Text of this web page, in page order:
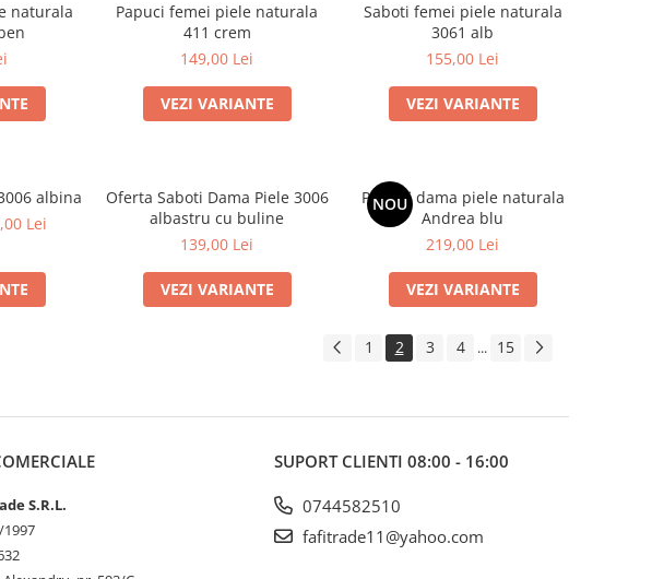
naturala
Papuci femei piele naturala
411 crem
149,00 Lei
VEZI VARIANTE
Saboti femei piele naturala
3061 alb
155,00 Lei
VEZI VARIANTE
albina
Lei
Oferta Saboti Dama Piele 3006
albastru cu buline
139,00 Lei
VEZI VARIANTE
NOU
Pantofi dama piele naturala
Andrea blu
219,00 Lei
VEZI VARIANTE
1 2 3 4 ... 15
S.R.L.
1997
SUPORT CLIENTI 08:00 - 16:00
0744582510
fafitrade11@yahoo.com